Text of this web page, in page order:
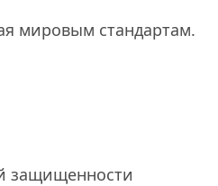
мировым стандартам.
защищенности